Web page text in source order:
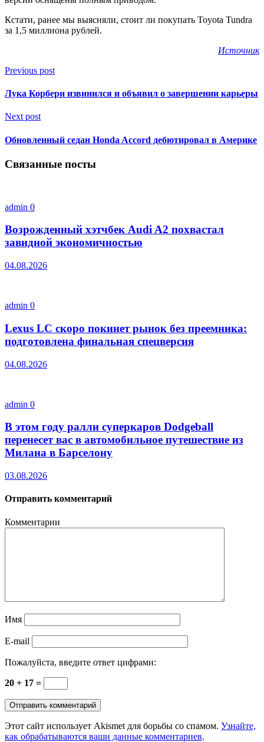
Кстати, ранее мы выясняли, стоит ли покупать Toyota Tundra
за 1,5 миллиона рублей.
Источник
Previous post
Лука Корбери извинился и объявил о завершении карьеры
Next post
Обновленный седан Honda Accord дебютировал в Америке
Связанные посты
admin 0
Возрожденный хэтчбек Audi A2 похвастал
завидной экономичностью
04.08.2026
admin 0
Lexus LC скоро покинет рынок без преемника:
подготовлена финальная спецверсия
04.08.2026
admin 0
В этом году ралли суперкаров Dodgeball
перенесет вас в автомобильное путешествие из
Милана в Барселону
03.08.2026
Отправить комментарий
Комментарии
Имя
E-mail
Пожалуйста, введите ответ цифрами:
20 + 17 =
Этот сайт использует Akismet для борьбы со спамом. Узнайте,
как обрабатываются ваши данные комментариев.